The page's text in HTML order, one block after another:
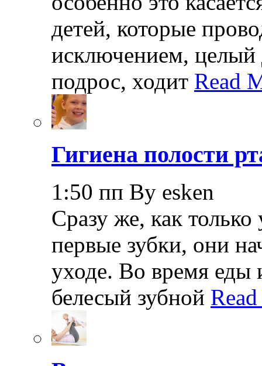
детей, которые
исключением, целый
подрос, ходит Read
Гигиена полости
1:50 пп By esken
Сразу же, как
первые зубки, они
уходе. Во время еды
белесый зубной